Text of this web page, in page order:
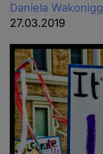
Daniela Wakonigg
27.03.2019